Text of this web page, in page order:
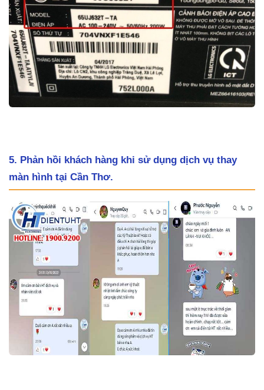
5. Phản hồi khách hàng khi sử dụng dịch vụ thay
màn hình tại Cần Thơ.